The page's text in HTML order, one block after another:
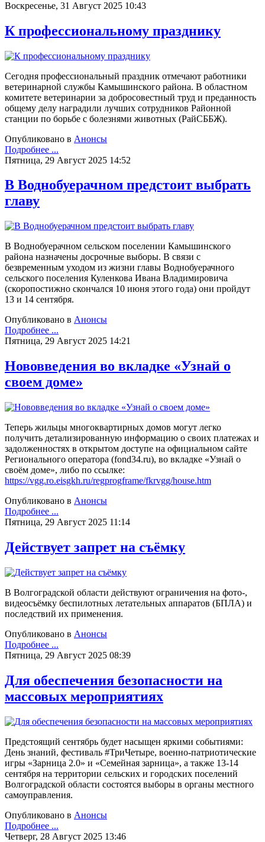
Воскресенье, 31 Август 2025 10:43
К профессиональному празднику
Сегодня профессиональный праздник отмечают работники
ветеринарной службы Камышинского района. В областном
комитете ветеринарии за добросовестный труд и преданность
общему делу наградили лучших сотрудников Районной
станции по борьбе с болезнями животных (РайСББЖ).
Опубликовано в Анонсы
Подробнее ...
Пятница, 29 Август 2025 14:52
В Воднобуерачном предстоит выбрать
главу
В Воднобуерачном сельском поселении Камышинского
района назначены досрочные выборы. В связи с
безвременным уходом из жизни главы Воднобуерачного
сельского поселения Куленкова Ивана Владимировича
(скоропостижно скончался 10 июня этого года) они пройдут
13 и 14 сентября.
Опубликовано в Анонсы
Подробнее ...
Пятница, 29 Август 2025 14:21
Нововведения во вкладке «Узнай о
своем доме»
Теперь жильцы многоквартирных домов могут легко
получить детализированную информацию о своих платежах и
задолженностях в открытом доступе на официальном сайте
Регионального оператора (fond34.ru), во вкладке «Узнай о
своём доме», либо по ссылке:
https://vgg.ro.eisgkh.ru/regprogframe/fkrvgg/house.htm
Опубликовано в Анонсы
Подробнее ...
Пятница, 29 Август 2025 11:14
Действует запрет на съёмку
В Волгоградской области действуют ограничения на фото-,
видеосъёмку беспилотных летательных аппаратов (БПЛА) и
последствий их применения.
Опубликовано в Анонсы
Подробнее ...
Пятница, 29 Август 2025 08:39
Для обеспечения безопасности на
массовых мероприятиях
Предстоящий сентябрь будет насыщен яркими событиями:
День знаний, фестиваль #ТриЧетыре, военно-патриотические
игры «Зарница 2.0» и «Семейная зарница», а также 13-14
сентября на территории сельских и городских поселений
Волгоградской области состоятся выборы в органы местного
самоуправления.
Опубликовано в Анонсы
Подробнее ...
Четверг, 28 Август 2025 13:46